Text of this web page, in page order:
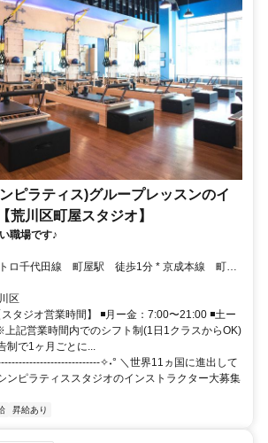
ピラティス)グループレッスンのイ
荒川区町屋スタジオ】
職場です♪
区
タジオ営業時間】 ◾️月ー金：7:00〜21:00 ◾️土ー
記営業時間内でのシフト制(1日1クラスからOK)
制で1ヶ月ごとに...
✧˖° ＼世界11ヵ国に進出して
ンピラティススタジオのインストラクター大募集
昇給あり